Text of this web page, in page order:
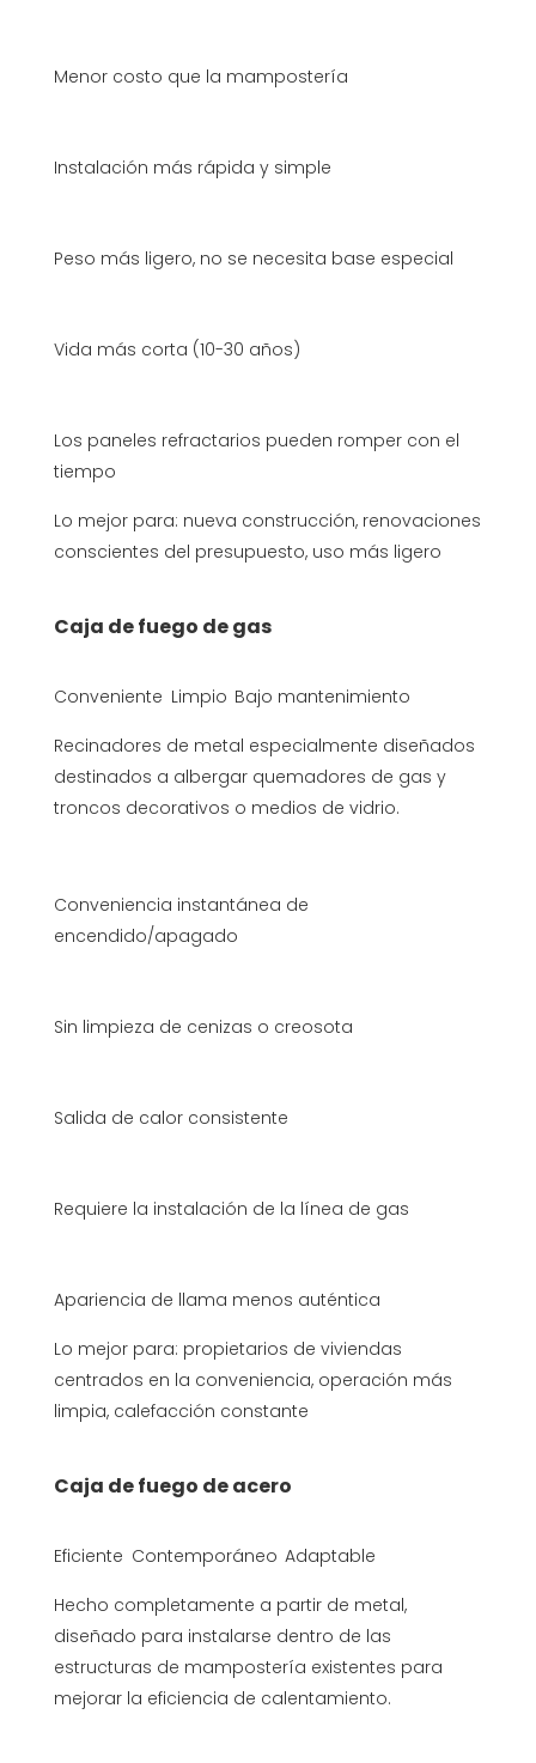
Menor costo que la mampostería
Instalación más rápida y simple
Peso más ligero, no se necesita base especial
Vida más corta (10-30 años)
Los paneles refractarios pueden romper con el
tiempo
Lo mejor para: nueva construcción, renovaciones
conscientes del presupuesto, uso más ligero
Caja de fuego de gas
Conveniente Limpio Bajo mantenimiento
Recinadores de metal especialmente diseñados
destinados a albergar quemadores de gas y
troncos decorativos o medios de vidrio.
Conveniencia instantánea de
encendido/apagado
Sin limpieza de cenizas o creosota
Salida de calor consistente
Requiere la instalación de la línea de gas
Apariencia de llama menos auténtica
Lo mejor para: propietarios de viviendas
centrados en la conveniencia, operación más
limpia, calefacción constante
Caja de fuego de acero
Eficiente Contemporáneo Adaptable
Hecho completamente a partir de metal,
diseñado para instalarse dentro de las
estructuras de mampostería existentes para
mejorar la eficiencia de calentamiento.